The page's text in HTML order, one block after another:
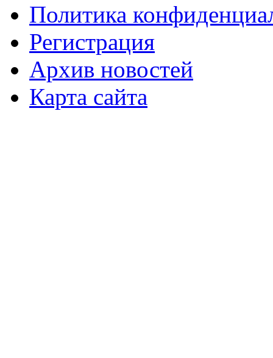
Политика
Регистрация
Архив новостей
Карта сайта